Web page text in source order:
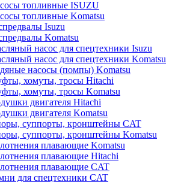
топливные ISUZU
топливные Komatsu
Isuzu
Komatsu
насос для спецтехники Isuzu
насос для спецтехники Komatsu
насосы (помпы) Komatsu
хомуты, тросы Hitachi
хомуты, тросы Komatsu
двигателя Hitachi
двигателя Komatsu
суппорты, кронштейны CAT
суппорты, кронштейны Komatsu
плавающие Komatsu
плавающие Hitachi
плавающие CAT
для спецтехники CAT